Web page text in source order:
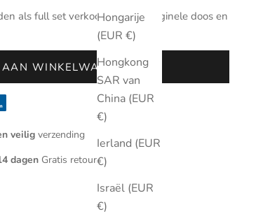
Hongarije
(EUR €)
Hongkong
SAR van
China (EUR
€)
Ierland (EUR
€)
Israël (EUR
€)
als full set verkocht met de originele doos en
AAN WINKELWAGEN
veilig verzending
dagen Gratis retourneren